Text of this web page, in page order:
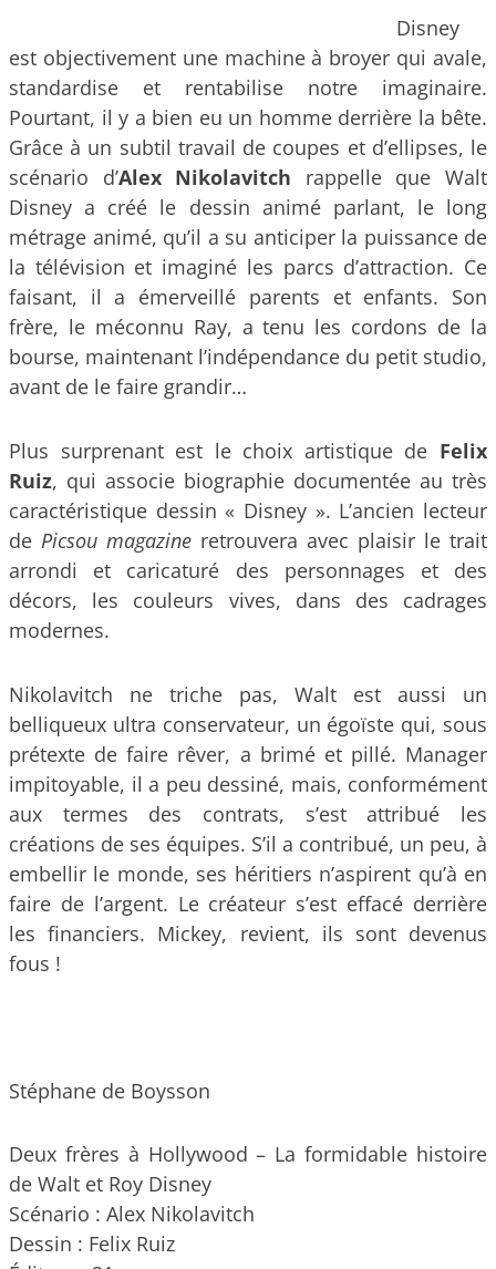
Disney
est objectivement une machine à broyer qui avale,
standardise et rentabilise notre imaginaire.
Pourtant, il y a bien eu un homme derrière la bête.
Grâce à un subtil travail de coupes et d’ellipses, le
scénario d’Alex Nikolavitch rappelle que Walt
Disney a créé le dessin animé parlant, le long
métrage animé, qu’il a su anticiper la puissance de
la télévision et imaginé les parcs d’attraction. Ce
faisant, il a émerveillé parents et enfants. Son
frère, le méconnu Ray, a tenu les cordons de la
bourse, maintenant l’indépendance du petit studio,
avant de le faire grandir…
Plus surprenant est le choix artistique de Felix
Ruiz, qui associe biographie documentée au très
caractéristique dessin « Disney ». L’ancien lecteur
de Picsou magazine retrouvera avec plaisir le trait
arrondi et caricaturé des personnages et des
décors, les couleurs vives, dans des cadrages
modernes.
Nikolavitch ne triche pas, Walt est aussi un
belliqueux ultra conservateur, un égoïste qui, sous
prétexte de faire rêver, a brimé et pillé. Manager
impitoyable, il a peu dessiné, mais, conformément
aux termes des contrats, s’est attribué les
créations de ses équipes. S’il a contribué, un peu, à
embellir le monde, ses héritiers n’aspirent qu’à en
faire de l’argent. Le créateur s’est effacé derrière
les financiers. Mickey, revient, ils sont devenus
fous !
Stéphane de Boysson
Deux frères à Hollywood – La formidable histoire
de Walt et Roy Disney
Scénario : Alex Nikolavitch
Dessin : Felix Ruiz